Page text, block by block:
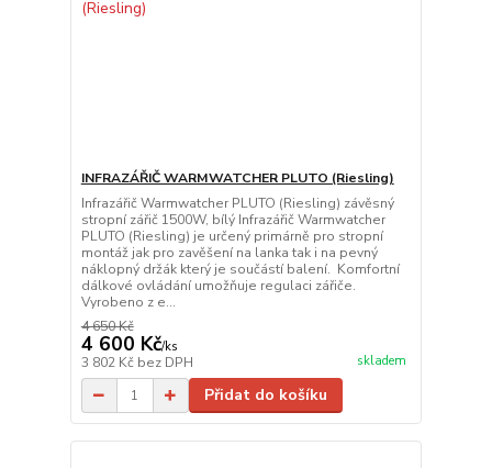
INFRAZÁŘIČ WARMWATCHER PLUTO (Riesling)
Infrazářič Warmwatcher PLUTO (Riesling) závěsný
stropní zářič 1500W, bílý Infrazářič Warmwatcher
PLUTO (Riesling) je určený primárně pro stropní
montáž jak pro zavěšení na lanka tak i na pevný
náklopný držák který je součástí balení. Komfortní
dálkové ovládání umožňuje regulaci zářiče.
Vyrobeno z e...
4 650 Kč
4 600 Kč/ks
3 802 Kč bez DPH skladem
Přidat do košíku